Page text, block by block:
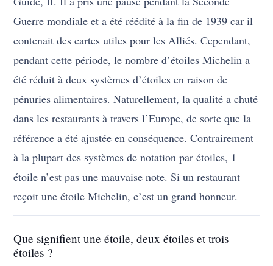
Guerre mondiale et a été réédité à la fin de 1939 car il
contenait des cartes utiles pour les Alliés. Cependant,
pendant cette période, le nombre d’étoiles Michelin a
été réduit à deux systèmes d’étoiles en raison de
pénuries alimentaires. Naturellement, la qualité a chuté
dans les restaurants à travers l’Europe, de sorte que la
référence a été ajustée en conséquence. Contrairement
à la plupart des systèmes de notation par étoiles, 1
étoile n’est pas une mauvaise note. Si un restaurant
reçoit une étoile Michelin, c’est un grand honneur.
Que signifient une étoile, deux étoiles et trois
étoiles ?